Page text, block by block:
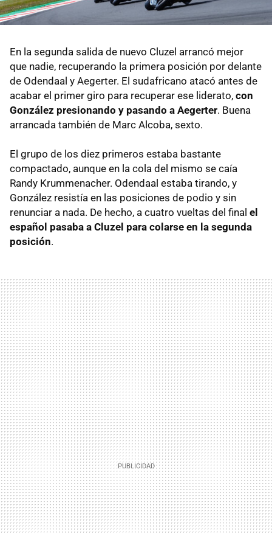
En la segunda salida de nuevo Cluzel arrancó mejor
que nadie, recuperando la primera posición por delante
de Odendaal y Aegerter. El sudafricano atacó antes de
acabar el primer giro para recuperar ese liderato, con
González presionando y pasando a Aegerter. Buena
arrancada también de Marc Alcoba, sexto.
El grupo de los diez primeros estaba bastante
compactado, aunque en la cola del mismo se caía
Randy Krummenacher. Odendaal estaba tirando, y
González resistía en las posiciones de podio y sin
renunciar a nada. De hecho, a cuatro vueltas del final el
español pasaba a Cluzel para colarse en la segunda
posición.